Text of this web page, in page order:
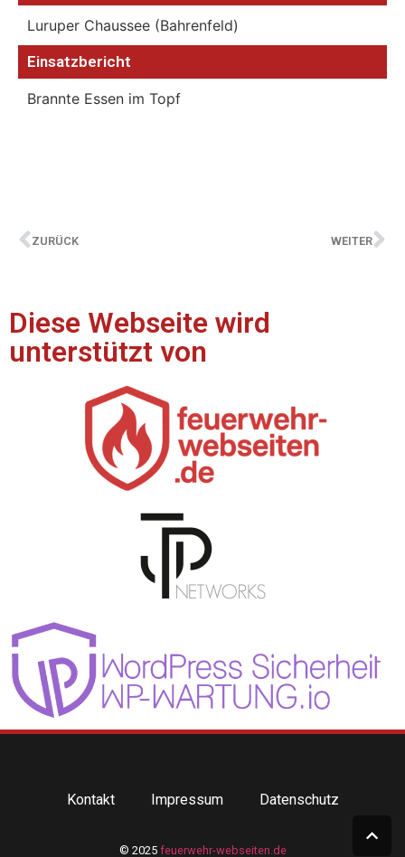
Luruper Chaussee (Bahrenfeld)
Einsatzbericht
Brannte Essen im Topf
ZURÜCK WEITER
Diese Webseite wird
unterstützt von
Kontakt Impressum Datenschutz
© 2025 feuerwehr-webseiten.de